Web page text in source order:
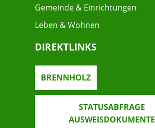
Gemeinde & Einrichtungen
Leben & Wohnen
DIREKTLINKS
BRENNHOLZ
STATUSABFRAGE
AUSWEISDOKUMENTE